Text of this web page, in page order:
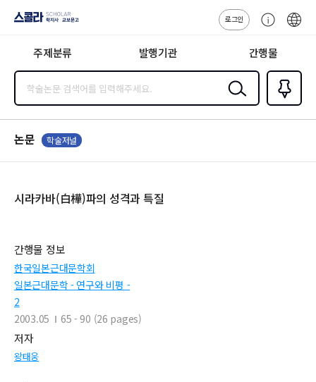
지사·교보문고
로그인
센
주제분류 발행기관 간행물
검색
즐겨찾
기0
논문 학술저널
시라카바(白樺)파의 성격과 특질
간행물 정보
한국일본근대문학회
일본근대문학 - 연구와 비평 -
2
2003.05
65 - 90 (26 pages)
저자
왕태웅